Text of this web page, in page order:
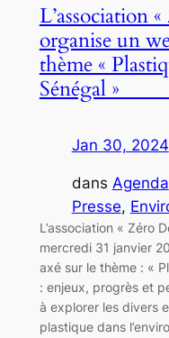
L’association
organise un
thème «
Jan 30, 2024
dans Agenda
Presse,
L’association « Zéro
mercredi 31 janvier
axé sur le thème : «
: enjeux, progrès et
à explorer les divers
plastique dans